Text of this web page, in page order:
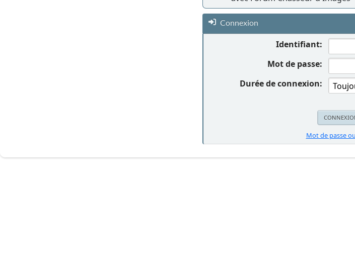
Connexion
Identifiant:
Mot de passe:
Durée de connexion:
Mot de passe